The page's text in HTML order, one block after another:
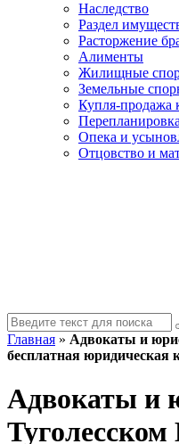
Наследство
Раздел
Расторжение
Алименты
Жилищные
Земельные
Купля-продажа
Перепланировка
Опека и
Отцовство и
Главная » Адвокаты и
бесплатная юридическая
Адвокаты и